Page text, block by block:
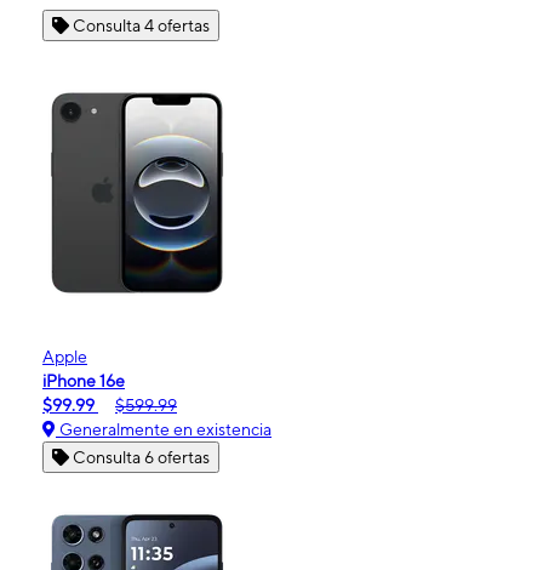
Consulta 4 ofertas
Apple
iPhone 16e
$99.99
$599.99
Generalmente en existencia
Consulta 6 ofertas